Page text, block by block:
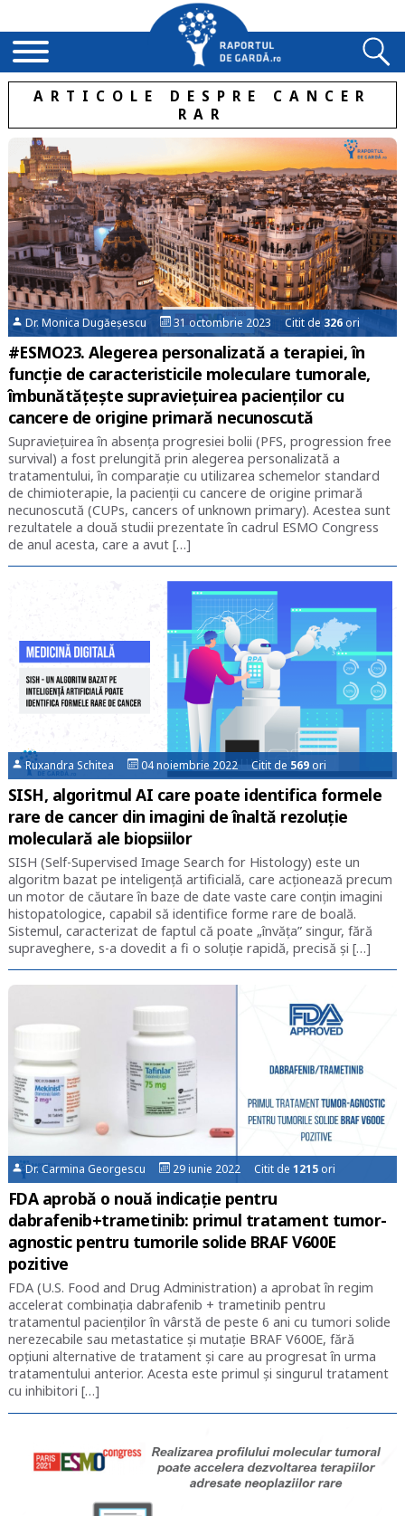
ARTICOLE DESPRE CANCER
RAR
Dr. Monica Dugăeșescu 31 octombrie 2023 Citit de 326ori
#ESMO23. Alegerea personalizată a terapiei, în
funcție de caracteristicile moleculare tumorale,
îmbunătăţeşte supravieţuirea pacienților cu
cancere de origine primară necunoscută
Supravieţuirea în absenţa progresiei bolii (PFS, progression free
survival) a fost prelungită prin alegerea personalizată a
tratamentului, în comparație cu utilizarea schemelor standard
de chimioterapie, la pacienţii cu cancere de origine primară
necunoscută (CUPs, cancers of unknown primary). Acestea sunt
rezultatele a două studii prezentate în cadrul ESMO Congress
de anul acesta, care a avut […]
Ruxandra Schitea 04 noiembrie 2022 Citit de 569 ori
SISH, algoritmul AI care poate identifica formele
rare de cancer din imagini de înaltă rezoluție
moleculară ale biopsiilor
SISH (Self-Supervised Image Search for Histology) este un
algoritm bazat pe inteligență artificială, care acționează precum
un motor de căutare în baze de date vaste care conțin imagini
histopatologice, capabil să identifice forme rare de boală.
Sistemul, caracterizat de faptul că poate „învăța” singur, fără
supraveghere, s-a dovedit a fi o soluție rapidă, precisă și […]
Dr. Carmina Georgescu 29 iunie 2022 Citit de1215 ori
FDA aprobă o nouă indicație pentru
dabrafenib+trametinib: primul tratament tumor-
agnostic pentru tumorile solide BRAF V600E
pozitive
FDA (U.S. Food and Drug Administration) a aprobat în regim
accelerat combinația dabrafenib + trametinib pentru
tratamentul pacienților în vârstă de peste 6 ani cu tumori solide
nerezecabile sau metastatice și mutație BRAF V600E, fără
opțiuni alternative de tratament și care au progresat în urma
tratamentului anterior. Acesta este primul și singurul tratament
cu inhibitori […]